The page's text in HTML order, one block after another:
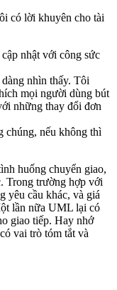
có lời khuyên cho tài
nhật với công sức
nhìn thấy. Tôi
mọi người dùng bút
những thay đổi đơn
chúng, nếu không thì
huống chuyển giao,
Trong trường hợp với
yêu cầu khác, và giá
lần nữa UML lại có
giao tiếp. Hay nhớ
vai trò tóm tắt và